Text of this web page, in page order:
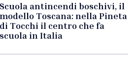
Scuola antincendi boschivi, il
modello Toscana: nella Pineta
di Tocchi il centro che fa
scuola in Italia